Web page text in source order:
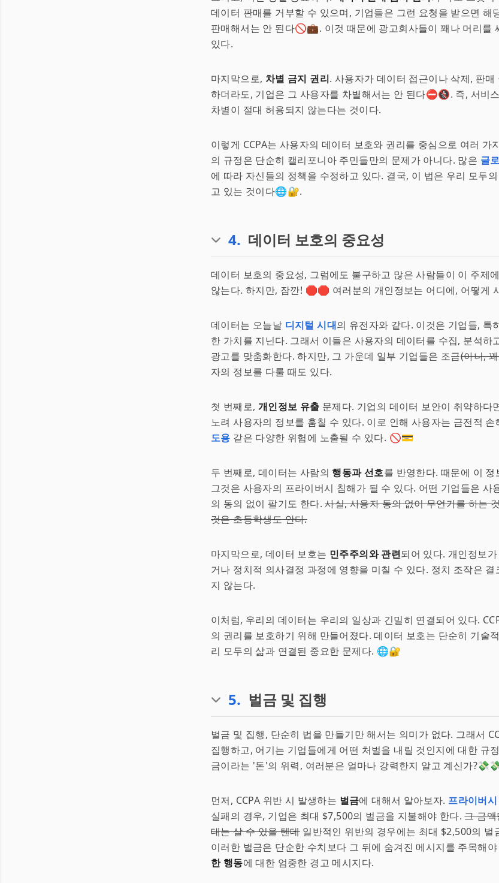
데이터 판매를 거부할 수 있으며, 기업들은 그런 요청을 받으면 해
판매해서는 안 된다🚫💼. 이것 때문에 광고회사들이 꽤나 머리를
있다.
마지막으로, 차별 금지 권리. 사용자가 데이터 접근이나 삭제, 판
하더라도, 기업은 그 사용자를 차별해서는 안 된다⛔️🚷. 즉, 서비
차별이 절대 허용되지 않는다는 것이다.
이렇게 CCPA는 사용자의 데이터 보호와 권리를 중심으로 여러 가
의 규정은 단순히 캘리포니아 주민들만의 문제가 아니다. 많은 글
에 따라 자신들의 정책을 수정하고 있다. 결국, 이 법은 우리 모두
고 있는 것이다🌐🔐.
4. 데이터 보호의 중요성
데이터 보호의 중요성, 그럼에도 불구하고 많은 사람들이 이 주제
않는다. 하지만, 잠깐! 🛑🛑 여러분의 개인정보는 어디에, 어떻게
데이터는 오늘날 디지털 시대의 유전자와 같다. 이것은 기업들, 특
한 가치를 지닌다. 그래서 이들은 사용자의 데이터를 수집, 분석하
광고를 맞춤화한다. 하지만, 그 가운데 일부 기업들은 조금(아니,
자의 정보를 다룰 때도 있다.
첫 번째로, 개인정보 유출 문제다. 기업의 데이터 보안이 취약하다
노려 사용자의 정보를 훔칠 수 있다. 이로 인해 사용자는 금전적 손
도용 같은 다양한 위험에 노출될 수 있다. 🚫💳
두 번째로, 데이터는 사람의 행동과 선호를 반영한다. 때문에 이
그것은 사용자의 프라이버시 침해가 될 수 있다. 어떤 기업들은 사
의 동의 없이 팔기도 한다.사실, 사용자 동의 없이 무언가를 하는
것은 초등학생도 안다.
마지막으로, 데이터 보호는 민주주의와 관련되어 있다. 개인정보
거나 정치적 의사결정 과정에 영향을 미칠 수 있다. 정치 조작은
지 않는다.
이처럼, 우리의 데이터는 우리의 일상과 긴밀히 연결되어 있다.
의 권리를 보호하기 위해 만들어졌다. 데이터 보호는 단순히 기술
리 모두의 삶과 연결된 중요한 문제다. 🌐🔐
5. 벌금 및 집행
벌금 및 집행, 단순히 법을 만들기만 해서는 의미가 없다. 그래서
집행하고, 어기는 기업들에게 어떤 처벌을 내릴 것인지에 대한 규
금이라는 '돈'의 위력, 여러분은 얼마나 강력한지 알고 계신가
먼저, CCPA 위반 시 발생하는 벌금에 대해서 알아보자. 프라이버
실패의 경우, 기업은 최대 $7,500의 벌금을 지불해야 한다.그 금
대는 살 수 있을 텐데일반적인 위반의 경우에는 최대 $2,500의 벌
이러한 벌금은 단순한 수치보다 그 뒤에 숨겨진 메시지를 주목해야
한 행동에 대한 엄중한 경고 메시지다.